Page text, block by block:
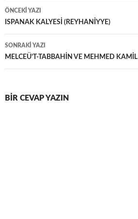
Yazı
dolaşımı
ÖNCEKI YAZI
ISPANAK KALYESİ (REYHANİYYE)
SONRAKI YAZI
MELCEÜ’T-TABBAHİN VE MEHMED KAMİL
BIR CEVAP YAZIN